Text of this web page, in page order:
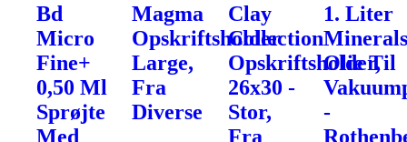
Bd
Micro
Fine+
0,50 Ml
Sprøjte
Med
Magma
Opskriftsholder
Large,
Fra
Diverse
Clay
Collection
Opskriftsholder,
26x30 -
Stor,
Fra
1. Liter
Olie Til
-